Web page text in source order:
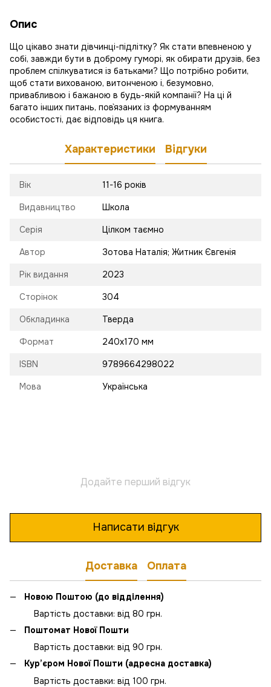
Опис
Що цікаво знати дівчинці-підлітку? Як стати впевненою у
собі, завжди бути в доброму гуморі, як обирати друзів, без
проблем спілкуватися із батьками? Що потрібно робити,
щоб стати вихованою, витонченою і, безумовно,
привабливою і бажаною в будь-якій компанії? На ці й
багато інших питань, пов`язаних із формуванням
особистості, дає відповідь ця книга.
Характеристики Відгуки
Вік 11-16 років
Видавництво Школа
Серія Цілком таємно
Автор Зотова Наталія; Житник Євгенія
Рік видання 2023
Сторінок 304
Обкладинка Тверда
Формат 240х170 мм
ISBN 9789664298022
Мова Українська
Додайте перший відгук
Написати відгук
Доставка Оплата
Новою Поштою (до відділення)
Вартість доставки: від 80 грн.
Поштомат Нової Пошти
Вартість доставки: від 90 грн.
Кур’єром Нової Пошти (адресна доставка)
Вартість доставки: від 100 грн.